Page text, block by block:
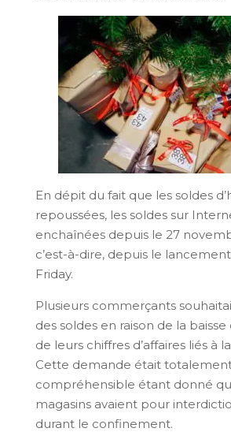
En dépit du fait que les soldes
repoussées, les soldes sur
enchaînées depuis le 27
c’est-à-dire, depuis le
Friday.
Plusieurs commerçants
des soldes en raison de la
de leurs chiffres d’affaires liés à
Cette demande était
compréhensible étant donné
magasins avaient pour
durant le confinement.